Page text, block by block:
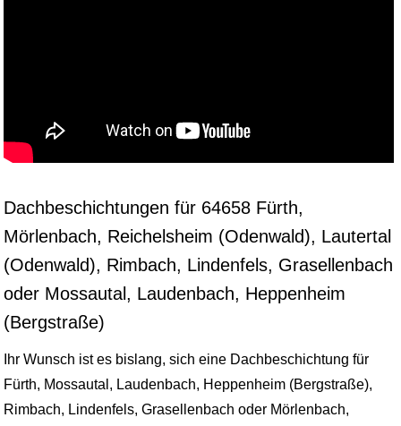
Dachbeschichtungen für 64658 Fürth,
Mörlenbach, Reichelsheim (Odenwald), Lautertal
(Odenwald), Rimbach, Lindenfels, Grasellenbach
oder Mossautal, Laudenbach, Heppenheim
(Bergstraße)
Ihr Wunsch ist es bislang, sich eine Dachbeschichtung für
Fürth, Mossautal, Laudenbach, Heppenheim (Bergstraße),
Rimbach, Lindenfels, Grasellenbach oder Mörlenbach,